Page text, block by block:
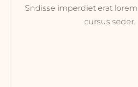
Sndisse imperdiet erat
cursus seder.